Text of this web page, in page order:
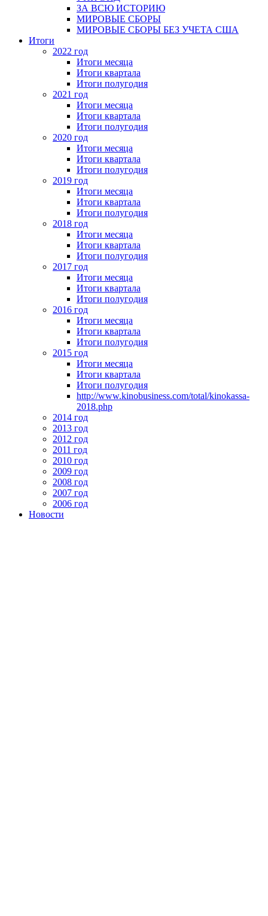
ЗА ВСЮ ИСТОРИЮ
МИРОВЫЕ СБОРЫ
МИРОВЫЕ СБОРЫ БЕЗ УЧЕТА США
Итоги
2022 год
Итоги месяца
Итоги квартала
Итоги полугодия
2021 год
Итоги месяца
Итоги квартала
Итоги полугодия
2020 год
Итоги месяца
Итоги квартала
Итоги полугодия
2019 год
Итоги месяца
Итоги квартала
Итоги полугодия
2018 год
Итоги месяца
Итоги квартала
Итоги полугодия
2017 год
Итоги месяца
Итоги квартала
Итоги полугодия
2016 год
Итоги месяца
Итоги квартала
Итоги полугодия
2015 год
Итоги месяца
Итоги квартала
Итоги полугодия
http://www.kinobusiness.com/total/kinokassa-
2018.php
2014 год
2013 год
2012 год
2011 год
2010 год
2009 год
2008 год
2007 год
2006 год
Новости